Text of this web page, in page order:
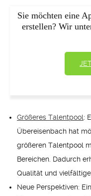
Sie möchten eine
erstellen? Wir
Größeres Talentpool:
Übereisenbach hat
größeren Talentpool
Bereichen. Dadurch
Qualität und
Neue Perspektiven: